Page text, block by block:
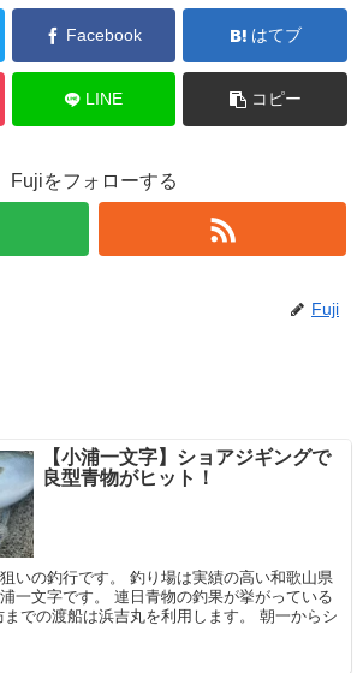
Facebook はてブ
LINE コピー
Fujiをフォローする
Fuji
【小浦一文字】ショアジギングで
良型青物がヒット！
いの釣行です。 釣り場は実績の高い和歌山県
一文字です。 連日青物の釣果が挙がっている
での渡船は浜吉丸を利用します。 朝一からシ